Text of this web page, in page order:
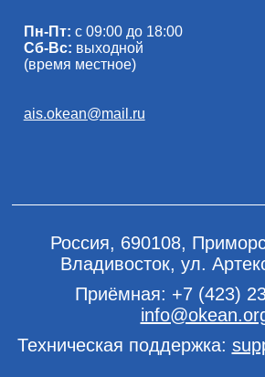
Пн-Пт: с 09:00 до 18:00
Сб-Вс: выходной
(время местное)
ais.okean@mail.ru
Россия, 690108,
Владивосток, ул.
Приёмная: +7 (423)
Техническая поддержка: